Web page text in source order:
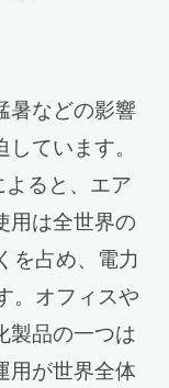
暑などの影響
ています。
よると、エア
用は全世界の
を占め、電力
。オフィスや
製品の一つは
用が世界全体